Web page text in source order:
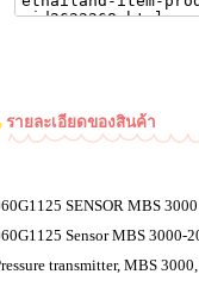
รายละเอียดของสินค้า
SENSOR MBS
Sensor MBS 3000-
transmitter, MBS